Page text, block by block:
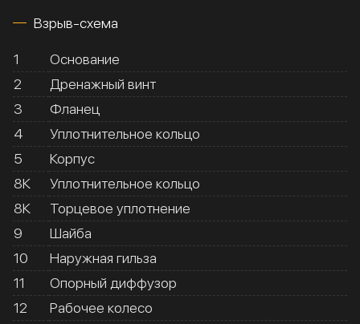
Взрыв-схема
1
Основание
2
Дренажный винт
3
Фланец
4
Уплотнительное кольцо
5
Корпус
8К
Уплотнительное кольцо
8К
Торцевое уплотнение
9
Шайба
10
Наружная гильза
11
Опорный диффузор
12
Рабочее колесо